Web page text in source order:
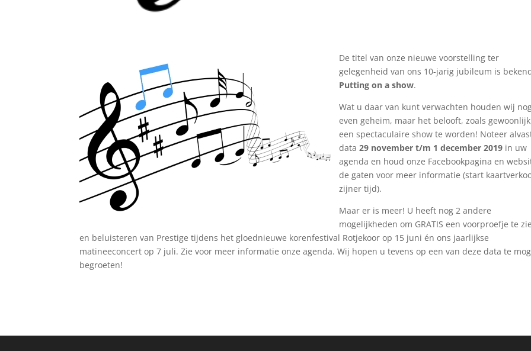
De titel van onze nieuwe voorstelling ter
gelegenheid van ons 10-jarig jubileum is
Putting on a show.
Wat u daar van kunt verwachten houden wij
even geheim, maar het belooft, zoals
een spectaculaire show te worden! Noteer
data29 november t/m 1 december 2019 in uw
agenda en houd onze Facebookpagina en
de gaten voor meer informatie (start
zijner tijd).
Maar er is meer! U heeft nog 2 andere
mogelijkheden om GRATIS een voorproefje te
en beluisteren van Prestige tijdens het gloednieuwe korenfestival Rotjekoor op 15 juni én ons jaarlijkse
matineeconcert op 7 juli. Zie voor meer informatie onze agenda. Wij hopen u tevens op een van deze data te
begroeten!